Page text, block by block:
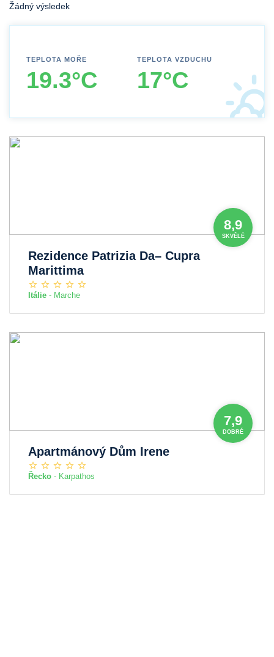
Žádný výsledek
TEPLOTA MOŘE
19.3°C
TEPLOTA VZDUCHU
17°C
8,9
SKVĚLÉ
Rezidence Patrizia Da– Cupra
Marittima
Itálie - Marche
7,9
DOBRÉ
Apartmánový Dům Irene
Řecko - Karpathos